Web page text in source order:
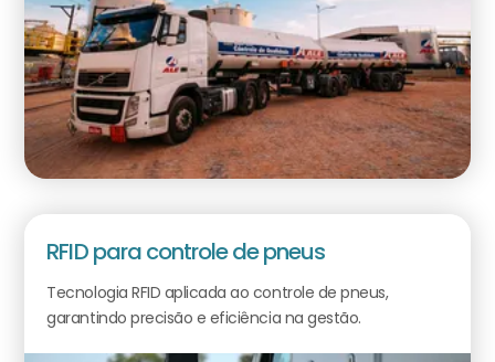
RFID para controle de pneus
Tecnologia RFID aplicada ao controle de pneus,
garantindo precisão e eficiência na gestão.